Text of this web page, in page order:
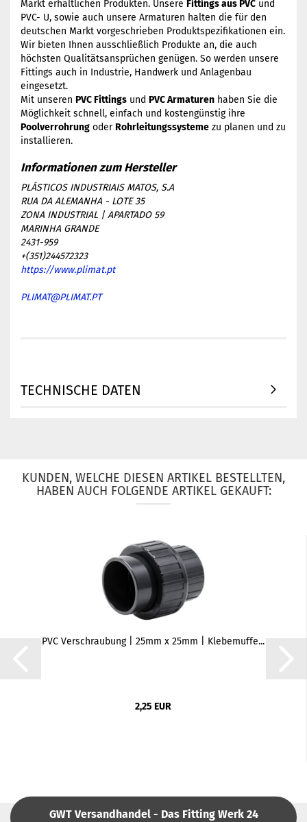
Markt erhältlichen Produkten. Unsere Fittings aus PVC und
PVC- U, sowie auch unsere Armaturen halten die für den
deutschen Markt vorgeschrieben Produktspezifikationen ein.
Wir bieten Ihnen ausschließlich Produkte an, die auch
höchsten Qualitätsansprüchen genügen. So werden unsere
Fittings auch in Industrie, Handwerk und Anlagenbau
eingesetzt.
Mit unseren PVC Fittings und PVC Armaturen haben Sie die
Möglichkeit schnell, einfach und kostengünstig ihre
Poolverrohrung oderRohrleitungssysteme zu planen und zu
installieren.
PLÁSTICOS INDUSTRIAIS MATOS, S.A
RUA DA ALEMANHA - LOTE 35
ZONA INDUSTRIAL | APARTADO 59
MARINHA GRANDE
2431-959
+(351)244572323
https://www.plimat.pt
PLIMAT@PLIMAT.PT
TECHNISCHE DATEN
KUNDEN, WELCHE DIESEN ARTIKEL BESTELLTEN,
HABEN AUCH FOLGENDE ARTIKEL GEKAUFT:
PVC Verschraubung | 25mm x 25mm | Klebemuffe...
2,25 EUR
GWT Versandhandel - Das Fitting Werk 24